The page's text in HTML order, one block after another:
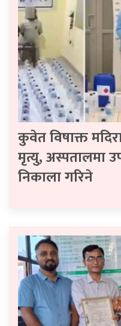
कुवेत विषाक्त
मृत्यु, अस्पतालमा
निकाला गरिने